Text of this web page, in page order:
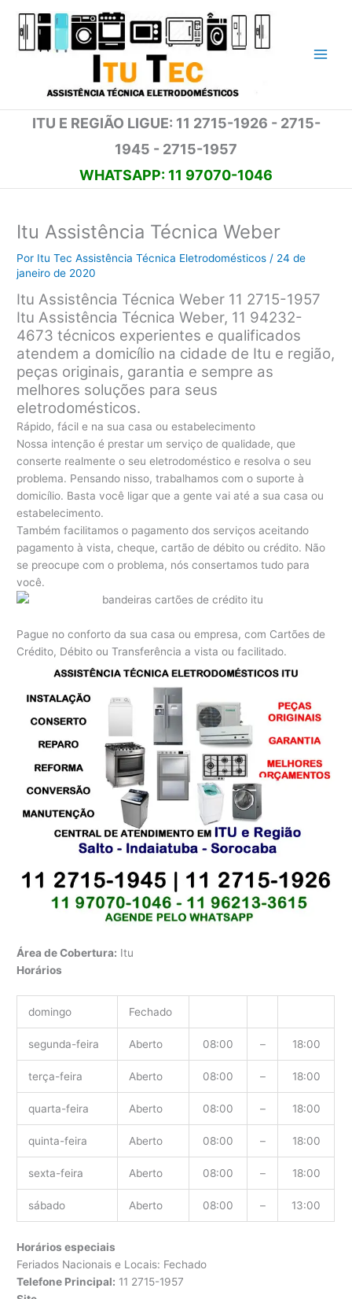
para
ITU E REGIÃO LIGUE: 11 2715-1926 - 2715-
1945 - 2715-1957
WHATSAPP: 11 97070-1046
Itu Assistência Técnica Weber
Por Itu Tec Assistência Técnica Eletrodomésticos / 24 de
janeiro de 2020
Itu Assistência Técnica Weber 11 2715-1957
Itu Assistência Técnica Weber, 11 94232-
4673 técnicos experientes e qualificados
atendem a domicílio na cidade de Itu e região,
peças originais, garantia e sempre as
melhores soluções para seus
eletrodomésticos.
Rápido, fácil e na sua casa ou estabelecimento
Nossa intenção é prestar um serviço de qualidade, que
conserte realmente o seu eletrodoméstico e resolva o seu
problema. Pensando nisso, trabalhamos com o suporte à
domicílio. Basta você ligar que a gente vai até a sua casa ou
estabelecimento.
Também facilitamos o pagamento dos serviços aceitando
pagamento à vista, cheque, cartão de débito ou crédito. Não
se preocupe com o problema, nós consertamos tudo para
você.
Pague no conforto da sua casa ou empresa, com Cartões de
Crédito, Débito ou Transferência a vista ou facilitado.
Área de Cobertura: Itu
Horários
domingo Fechado
segunda-feira Aberto 08:00 – 18:00
terça-feira Aberto 08:00 – 18:00
quarta-feira Aberto 08:00 – 18:00
quinta-feira Aberto 08:00 – 18:00
sexta-feira Aberto 08:00 – 18:00
sábado Aberto 08:00 – 13:00
Horários especiais
Feriados Nacionais e Locais: Fechado
Telefone Principal: 11 2715-1957